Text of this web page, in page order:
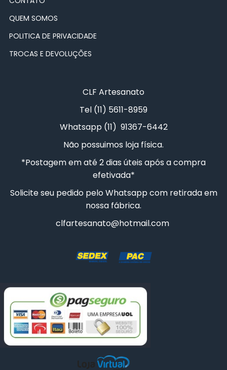
CAIXA ELÁSTICO
10 CAIXAS SAPATO 10X10X5CM
100 CAIXAS SAPATO 10X10X5CM
CESTA COELHO
10 CAIXAS SAPATO 5X5X5CM
QUEM SOMOS
POLITICA DE PRIVACIDADE
TROCAS E DEVOLUÇÕES
CLF Artesanato
Tel (11) 5611-8959
Whatsapp (11) 91367-6442
Não possuimos loja física.
*Postagem em até 2 dias úteis após a compra
efetivada*
Solicite seu pedido pelo Whatsapp com retirada em
nossa fábrica.
clfartesanato@hotmail.com